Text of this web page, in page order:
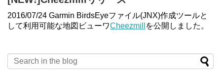
2016/07/24 Garmin BirdsEyeファイル(JNX)作成ツールと
して利用可能な地図ビューワCheezmill を公開しました。